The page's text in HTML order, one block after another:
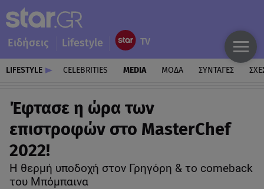
Ειδήσεις Lifestyle
LIFESTYLE CELEBRITIES MEDIA ΜΟΔΑ ΣΥΝΤΑΓΕΣ
Έφτασε η ώρα των
επιστροφών στο MasterChef
2022!
Η θερμή υποδοχή στον Γρηγόρη & το comeback
του Μπόμπαινα